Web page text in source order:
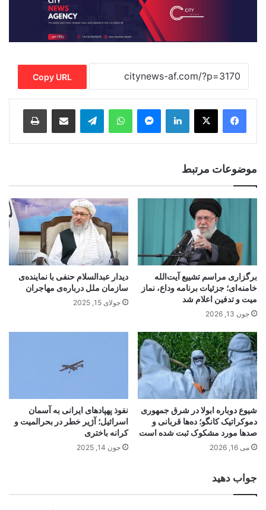
Copy URL
LinkedIn
Messenger
WhatsApp
Telegram
Share via Email
Print
موضوعات مرتبط
برگزاری مراسم تشییع آیت‌الله
خامنه‌ای؛ جزئیات برنامه وداع، نماز
میت و تدفین اعلام شد
جون 13, 2026
دیدار عبدالسلام حنفی با نماینده‌ی
سازمان ملل درباره‌ی مهاجران
جولای 15, 2025
شیوع دوباره ابولا در شرق جمهوری
دموکراتیک کانگو؛ ده‌ها قربانی و
صدها مورد مشکوک ثبت شده است
می 16, 2026
نفوذ پهپادهای ایرانی به آسمان
اسرائیل؛ آژیر خطر در بحرالمیت و
کرانه باختری
جون 14, 2025
جواب دهید